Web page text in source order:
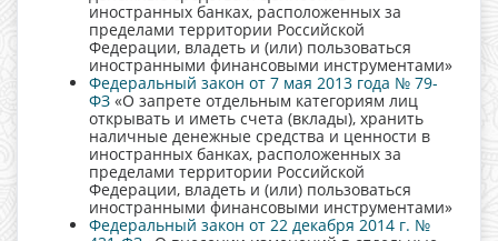
иностранных банках, расположенных за
пределами территории Российской
Федерации, владеть и (или) пользоваться
иностранными финансовыми инструментами»
Федеральный закон от 7 мая 2013 года № 79-
ФЗ «О запрете отдельным категориям лиц
открывать и иметь счета (вклады), хранить
наличные денежные средства и ценности в
иностранных банках, расположенных за
пределами территории Российской
Федерации, владеть и (или) пользоваться
иностранными финансовыми инструментами»
Федеральный закон от 22 декабря 2014 г. №